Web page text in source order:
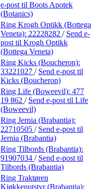
e-post til Boots Apotek
(Botanics)
Ring Krogh Optikk (Bottega
Veneta): 22228282 / Send e-
post til Krogh Optikk
(Bottega Veneta)
Ring Kicks (Boucheron):
33221027 / Send e-post til
Kicks (Boucheron)
Ring Life (Boweevil): 477
19 862 / Send e-post til Life
(Boweevil)
Ring Jernia (Brabantia):
22710505 / Send e-post til
Jernia (Brabantia)
Ring Tilbords (Brabantia):
91907034 / Send e-post til
Tilbords (Brabantia)
Ring Traktøren
Kjøkkenutstyr (Brabantia):